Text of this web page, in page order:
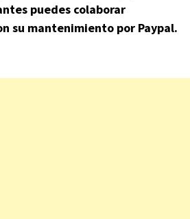
puedes colaborar
su mantenimiento por Paypal.